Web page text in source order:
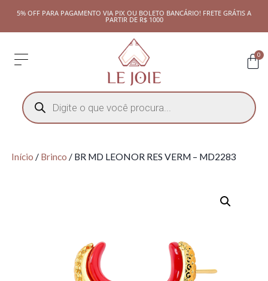
5% OFF PARA PAGAMENTO VIA PIX OU BOLETO BANCÁRIO! FRETE GRÁTIS A
PARTIR DE R$ 1000
0
Início / Brinco / BR MD LEONOR RES VERM – MD2283